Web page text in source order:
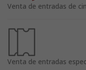
Venta de entradas de
Venta de entradas